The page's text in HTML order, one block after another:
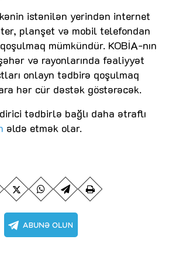
istənilən yerindən internet
planşet və mobil telefondan
mümkündür. KOBİA-nın
və rayonlarında fəaliyyət
onlayn tədbirə qoşulmaq
hər cür dəstək göstərəcək.
tədbirlə bağlı daha ətraflı
əldə etmək olar.